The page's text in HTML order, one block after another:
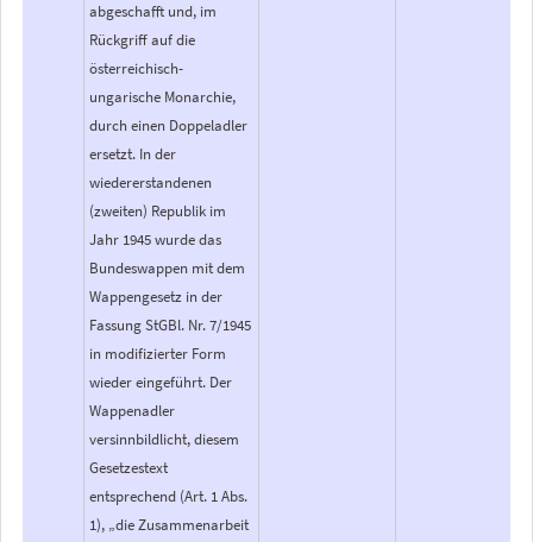
abgeschafft und, im
Rückgriff auf die
österreichisch-
ungarische Monarchie,
durch einen Doppeladler
ersetzt. In der
wiedererstandenen
(zweiten) Republik im
Jahr 1945 wurde das
Bundeswappen mit dem
Wappengesetz in der
Fassung StGBl. Nr. 7/1945
in modifizierter Form
wieder eingeführt. Der
Wappenadler
versinnbildlicht, diesem
Gesetzestext
entsprechend (Art. 1 Abs.
1), „die Zusammenarbeit